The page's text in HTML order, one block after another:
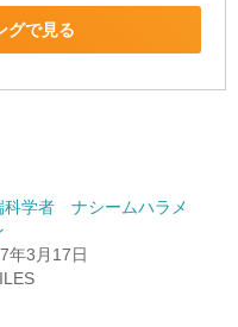
グで見る
科学者 ナシームハラメ
年3月17日